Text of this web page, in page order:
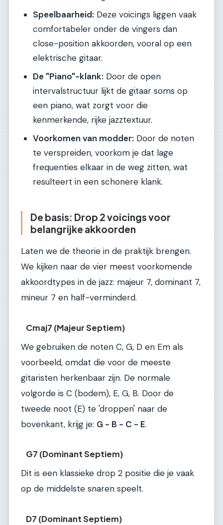
Speelbaarheid: Deze voicings liggen vaak
comfortabeler onder de vingers dan
close-position akkoorden, vooral op een
elektrische gitaar.
De "Piano"-klank: Door de open
intervalstructuur lijkt de gitaar soms op
een piano, wat zorgt voor die
kenmerkende, rijke jazztextuur.
Voorkomen van modder: Door de noten
te verspreiden, voorkom je dat lage
frequenties elkaar in de weg zitten, wat
resulteert in een schonere klank.
De basis: Drop 2 voicings voor
belangrijke akkoorden
Laten we de theorie in de praktijk brengen.
We kijken naar de vier meest voorkomende
akkoordtypes in de jazz: majeur 7, dominant 7,
mineur 7 en half-verminderd.
Cmaj7 (Majeur Septiem)
We gebruiken de noten C, G, D en Em als
voorbeeld, omdat die voor de meeste
gitaristen herkenbaar zijn. De normale
volgorde is C (bodem), E, G, B. Door de
tweede noot (E) te 'droppen' naar de
bovenkant, krijg je: G - B - C - E.
G7 (Dominant Septiem)
Dit is een klassieke drop 2 positie die je vaak
op de middelste snaren speelt.
D7 (Dominant Septiem)